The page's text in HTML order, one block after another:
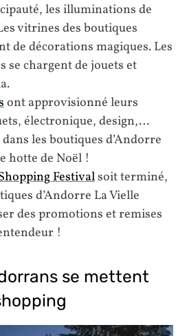
les illuminations de
vitrines des boutiques
de décorations magiques. Les
se chargent de jouets et
ont approvisionné leurs
électronique, design,…
les boutiques d’Andorre
hotte de Noël !
Festivalsoit terminé,
d’Andorre La Vielle
des promotions et remises
!
se mettent